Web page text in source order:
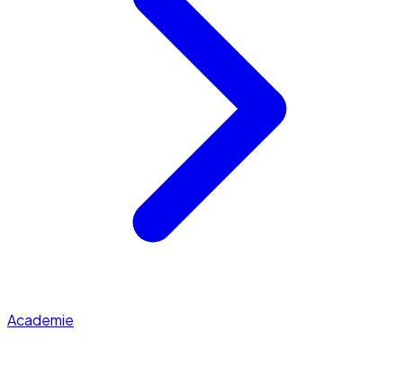
Academie